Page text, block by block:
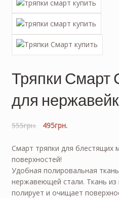
Тряпки Смарт
для
555грн. 495грн.
Смарт тряпки для блестящих
поверхностей!
Удобная полировальная
нержавеющей стали. Ткань
полирует и очищает